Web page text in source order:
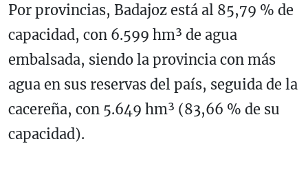
Por provincias, Badajoz está al 85,79 % de
capacidad, con 6.599 hm³ de agua
embalsada, siendo la provincia con más
agua en sus reservas del país, seguida de la
cacereña, con 5.649 hm³ (83,66 % de su
capacidad).